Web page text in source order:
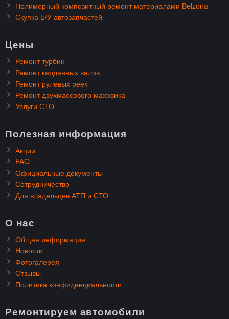
Полимерный композитный ремонт материалами Belzona
Скупка Б/У автозапчастей
Цены
Ремонт турбин
Ремонт карданных валов
Ремонт рулевых реек
Ремонт двухмассового маховика
Услуги СТО
Полезная информация
Акции
FAQ
Официальные документы
Сотрудничество
Для владельцев АТП и СТО
О нас
Общая информация
Новости
Фотогалерея
Отзывы
Политика конфиденциальности
Ремонтируем автомобили